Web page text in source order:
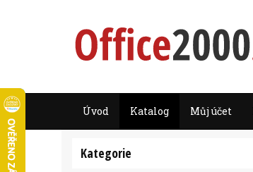
Úvod Katalog Můj účet
Kategorie